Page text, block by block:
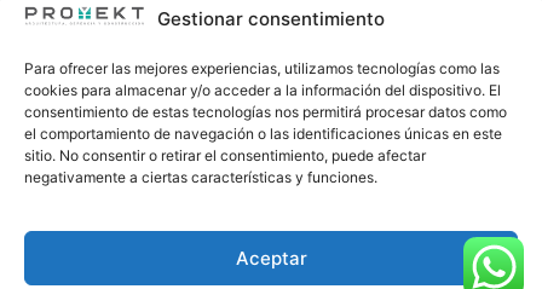
Gestionar consentimiento
Para ofrecer las mejores experiencias, utilizamos tecnologías como las
cookies para almacenar y/o acceder a la información del dispositivo. El
consentimiento de estas tecnologías nos permitirá procesar datos como
el comportamiento de navegación o las identificaciones únicas en este
sitio. No consentir o retirar el consentimiento, puede afectar
negativamente a ciertas características y funciones.
Aceptar
Social links
PROYEKT COPYRIGHT © 2024